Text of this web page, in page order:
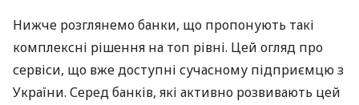
Нижче розглянемо банки, що пропонують такі
комплексні рішення на топ рівні. Цей огляд про
сервіси, що вже доступні сучасному підприємцю з
України. Серед банків, які активно розвивають цей